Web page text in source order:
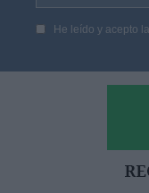
He leído y acepto